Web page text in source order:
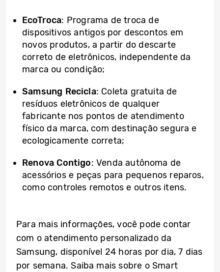
EcoTroca: Programa de troca de
dispositivos antigos por descontos em
novos produtos, a partir do descarte
correto de eletrônicos, independente da
marca ou condição;
Samsung Recicla: Coleta gratuita de
resíduos eletrônicos de qualquer
fabricante nos pontos de atendimento
físico da marca, com destinação segura e
ecologicamente correta;
Renova Contigo: Venda autônoma de
acessórios e peças para pequenos reparos,
como controles remotos e outros itens.
Para mais informações, você pode contar
com o atendimento personalizado da
Samsung, disponível 24 horas por dia, 7 dias
por semana. Saiba mais sobre o Smart